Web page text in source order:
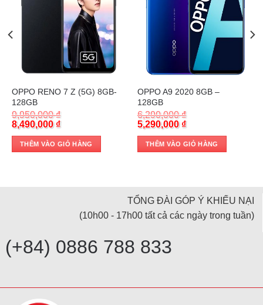
Trả góp 0%
OPPO RENO 7 Z (5G) 8GB-
128GB
9,950,000₫
Original
price
was:
9,950,000 ₫.
8,490,000 ₫Current
is:
8,490,000 ₫.
THÊM VÀO GIỎ HÀNG
Trả góp 0%
OPPO A9 2020 8GB –
128GB
6,290,000₫
Original
price
was:
6,290,000 ₫.
5,290,000 ₫Current
is:
5,290,000 ₫.
THÊM VÀO GIỎ HÀNG
TỔNG ĐÀI GÓP Ý KHIẾU NẠI
(10h00 - 17h00 tất cả các ngày trong tuần)
(+84) 0886 788 833